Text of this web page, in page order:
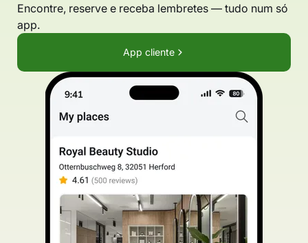
Encontre, reserve e receba lembretes — tudo num só
app.
App cliente